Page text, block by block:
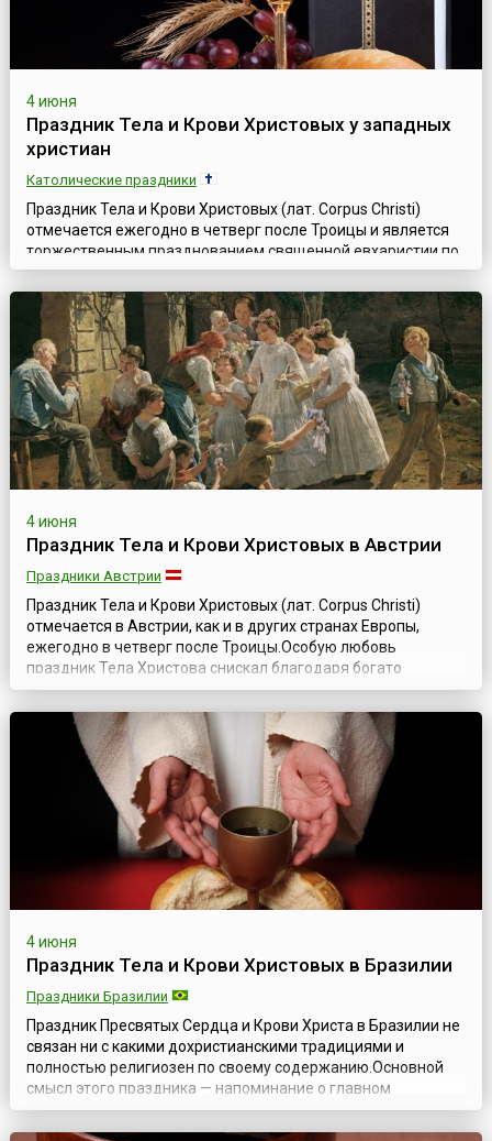
4 июня
Праздник Тела и Крови Христовых у западных
христиан
Католические праздники
Праздник Тела и Крови Христовых (лат. Corpus Christi)
отмечается ежегодно в четверг после Троицы и является
торжественным празднованием священной евхаристии по
сравнению с ежедневной святой Мессой. Католическая
церковь рассматривает евхаристию (таинство
причащения) как священный дар, оставленный Христом
своей церкви, установленный во время последней вечери.
Жертва, принесенная Иисусом под видо...
4 июня
Праздник Тела и Крови Христовых в Австрии
Праздники Австрии
Праздник Тела и Крови Христовых (лат. Corpus Christi)
отмечается в Австрии, как и в других странах Европы,
ежегодно в четверг после Троицы.Особую любовь
праздник Тела Христова снискал благодаря богато
украшенным процессиям, проходящим в этот день по
улицам городов, что можно увидеть и в сегодняшней
Австрии. В каждой федеральной земле праздник Тела
Господня имеет свои неповторимые отличия. ...
4 июня
Праздник Тела и Крови Христовых в Бразилии
Праздники Бразилии
Праздник Пресвятых Сердца и Крови Христа в Бразилии не
связан ни с какими дохристианскими традициями и
полностью религиозен по своему содержанию.Основной
смысл этого праздника — напоминание о главном
церковном таинстве — Евхаристии (от греч. благодарение),
иначе называемом таинством причащения. По учению